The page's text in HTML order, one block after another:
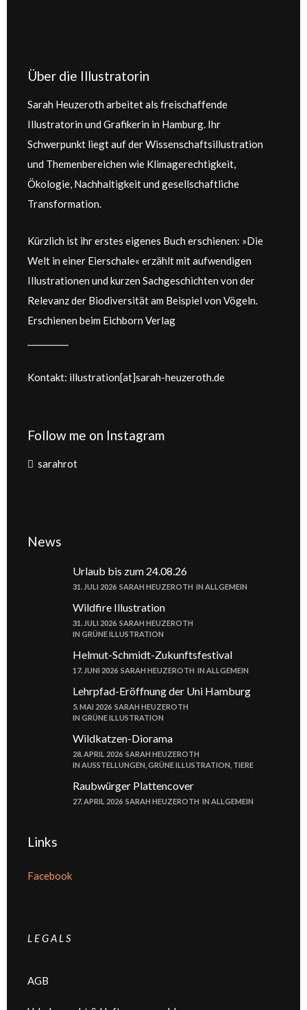
Über die Illustratorin
Sarah Heuzeroth arbeitet als freischaffende
Illustratorin und Grafikerin in Hamburg. Ihr
Schwerpunkt liegt auf der Wissenschaftsillustration
und Themenbereichen wie Klimagerechtigkeit,
Ökologie, Nachhaltigkeit und gesellschaftliche
Transformation.
Kürzlich ist ihr erstes eigenes Buch erschienen: »Die
Welt in einer Eierschale« erzählt mit aufwendigen
Illustrationen und kurzen Sachgeschichten von der
Relevanz der Biodiversität am Beispiel von Vögeln.
Erschienen beim Eichborn Verlag
Kontakt: illustration[at]sarah-heuzeroth.de
Follow me on Instagram
sarahrot
News
Urlaub bis zum 24.08.26
31. JULI 2026 SARAH HEUZEROTH IN ALLGEMEIN
Wildfire Illustration
31. JULI 2026 SARAH HEUZEROTH
IN GRÜNE ILLUSTRATION
Helmut-Schmidt-Zukunftsfestival
17. JUNI 2026 SARAH HEUZEROTH IN ALLGEMEIN
Lehrpfad-Eröffnung der Uni Hamburg
5. MAI 2026 SARAH HEUZEROTH
IN GRÜNE ILLUSTRATION
Wildkatzen-Diorama
28. APRIL 2026 SARAH HEUZEROTH
IN AUSSTELLUNGEN GRÜNE ILLUSTRATION TIERE
Raubwürger Plattencover
27. APRIL 2026 SARAH HEUZEROTH IN ALLGEMEIN
Links
Facebook
L E G A L S
AGB